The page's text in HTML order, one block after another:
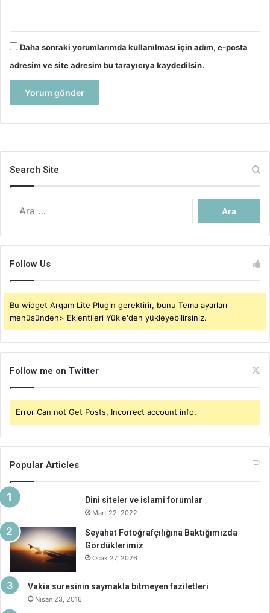
Daha sonraki yorumlarımda kullanılması için adım, e-posta
adresim ve site adresim bu tarayıcıya kaydedilsin.
Search Site
Follow Us
Bu widget Arqam Lite Plugin gerektirir, bunu Tema ayarları
menüsünden> Eklentileri Yükle'den yükleyebilirsiniz.
Follow me on Twitter
Error Can not Get Posts, Incorrect account info.
Popular Articles
Dini siteler ve islami forumlar
Mart 22, 2022
Seyahat Fotoğrafçılığına Baktığımızda
Gördüklerimiz
Ocak 27, 2026
Vakia suresinin saymakla bitmeyen faziletleri
Nisan 23, 2016